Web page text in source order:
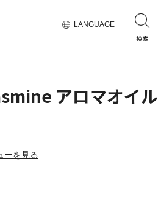
LANGUAGE
検索
アロマオイル
ーを見る